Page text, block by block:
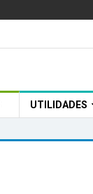
UTILIDADES